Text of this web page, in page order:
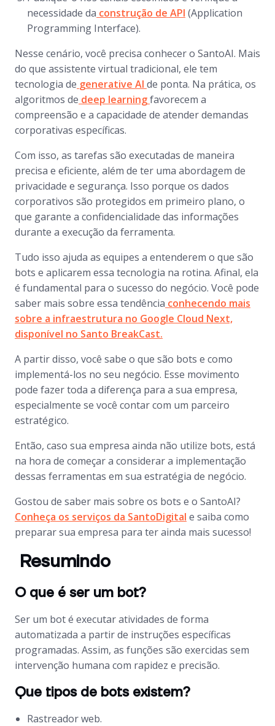
necessidade da construção de API (Application
Programming Interface).
Nesse cenário, você precisa conhecer o SantoAI. Mais
do que assistente virtual tradicional, ele tem
tecnologia de generative AI de ponta. Na prática, os
algoritmos de deep learningfavorecem a
compreensão e a capacidade de atender demandas
corporativas específicas.
Com isso, as tarefas são executadas de maneira
precisa e eficiente, além de ter uma abordagem de
privacidade e segurança. Isso porque os dados
corporativos são protegidos em primeiro plano, o
que garante a confidencialidade das informações
durante a execução da ferramenta.
Tudo isso ajuda as equipes a entenderem o que são
bots e aplicarem essa tecnologia na rotina. Afinal, ela
é fundamental para o sucesso do negócio. Você pode
saber mais sobre essa tendência conhecendo mais
sobre a infraestrutura no Google Cloud Next,
disponível no Santo BreakCast.
A partir disso, você sabe o que são bots e como
implementá-los no seu negócio. Esse movimento
pode fazer toda a diferença para a sua empresa,
especialmente se você contar com um parceiro
estratégico.
Então, caso sua empresa ainda não utilize bots, está
na hora de começar a considerar a implementação
dessas ferramentas em sua estratégia de negócio.
Gostou de saber mais sobre os bots e o SantoAI?
Conheça os serviços da SantoDigital e saiba como
preparar sua empresa para ter ainda mais sucesso!
Resumindo
O que é ser um bot?
Ser um boté executar atividades de forma
automatizada a partir de instruções específicas
programadas. Assim, as funções são exercidas sem
intervenção humana com rapidez e precisão.
Que tipos de bots existem?
Rastreador web.